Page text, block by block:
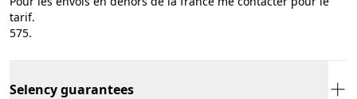
tarif.
575.
Selency guarantees